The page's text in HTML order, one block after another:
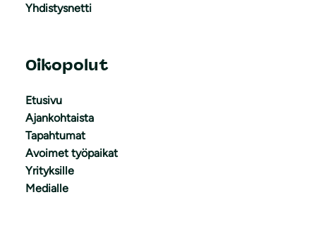
Yhdistysnetti
Oikopolut
Etusivu
Ajankohtaista
Tapahtumat
Avoimet työpaikat
Yrityksille
Medialle